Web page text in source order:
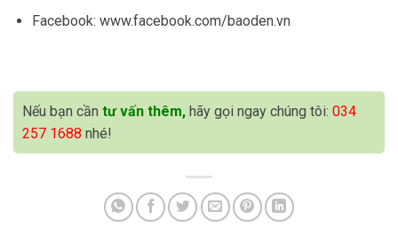
Facebook: www.facebook.com/baoden.vn
Nếu bạn cần tư vấn thêm, hãy gọi ngay chúng tôi: 034
257 1688 nhé!